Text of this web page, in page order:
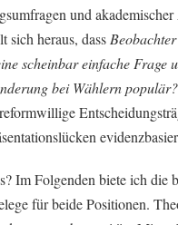
und
sich heraus, dass
scheinbar einfache Frage
bei Wählern populär?
Im Folgenden biete ich die
für beide Positionen.